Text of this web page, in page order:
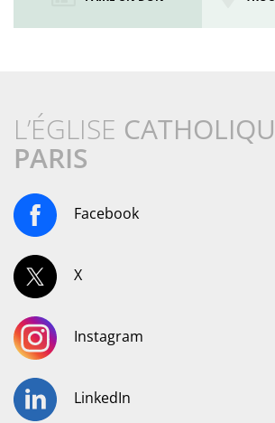
L’ÉGLISE
PARIS
Facebook
X
Instagram
LinkedIn